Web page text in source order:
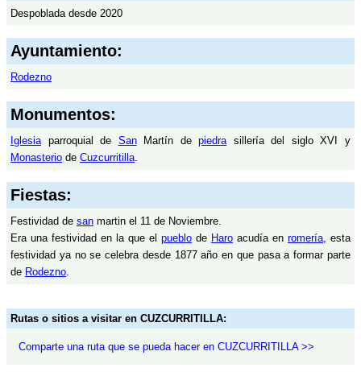
Despoblada desde 2020
Ayuntamiento:
Rodezno
Monumentos:
Iglesiaparroquial de SanMartín depiedrasillería del siglo XVI y
Monasterio de Cuzcurritilla.
Fiestas:
Festividad de san martin el 11 de Noviembre.
Era una festividad en la que el pueblo de Haro acudía en romería, esta
festividad ya no se celebra desde 1877 año en que pasa a formar parte
de Rodezno.
Rutas o sitios a visitar en CUZCURRITILLA:
Comparte una ruta que se pueda hacer en CUZCURRITILLA >>